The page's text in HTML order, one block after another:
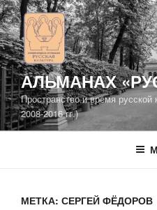
Перейти
к
содержимому
АЛЬМАНАХ
Пространство и время
2008-2016 гг.)
МЕТКА: СЕРГЕЙ ФЁДОРОВ